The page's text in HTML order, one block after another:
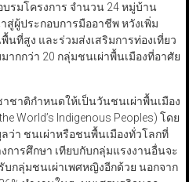
รมโครงการ จำนวน 24 หมู่บ้าน
ผู้ประกอบการมืออาชีพ หวังเพิ่ม
นที่สูง และร่วมส่งเสริมการท่องเที่ยว
ากกว่า 20 กลุ่มชนเผ่าพื้นเมืองที่อาศัย
ชาติกำหนดให้เป็นวันชนเผ่าพื้นเมือง
World’s Indigenous Peoples) โดย
ว่า ชนเผ่าหรือชนพื้นเมืองทั่วโลกที่
การศึกษา เทียบกับกลุ่มแรงงานอื่นจะ
บกลุ่มชนเผ่าเพศหญิงอีกด้วย นอกจาก